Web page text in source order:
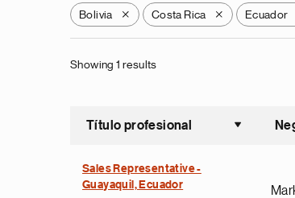
Bolivia X Costa Rica X Ecuador
Showing 1 results
Título profesional
Sales Representative -
Guayaquil, Ecuador